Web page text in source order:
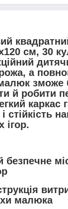
см, 30
а
зможе
й робити
каркас
стійкість
ігор.
безпечне
малюка